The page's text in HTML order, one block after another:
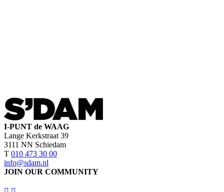
I-PUNT de WAAG
Lange Kerkstraat 39
3111 NN Schiedam
T 010 473 30 00
info@sdam.nl
JOIN OUR COMMUNITY